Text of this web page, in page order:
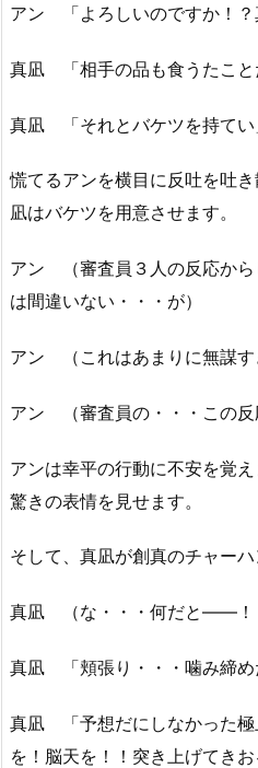
アン 「よろしいのですか！？
真凪 「相手の品も食うたこと
真凪 「それとバケツを持てい
慌てるアンを横目に反吐を吐
凪はバケツを用意させます。
アン （審査員３人の反応から
は間違いない・・・が）
アン （これはあまりに無謀す
アン （審査員の・・・この反
アンは幸平の行動に不安を覚
驚きの表情を見せます。
そして、真凪が創真のチャーハ
真凪 （な・・・何だと――！
真凪 「頬張り・・・噛み締め
真凪 「予想だにしなかった極
を！脳天を！！突き上げてきお